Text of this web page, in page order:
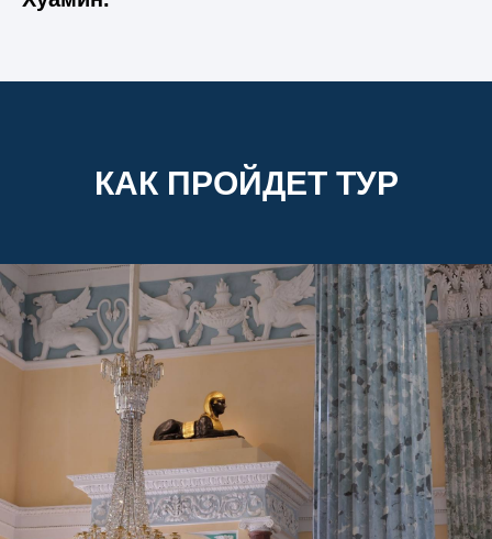
КАК ПРОЙДЕТ ТУР